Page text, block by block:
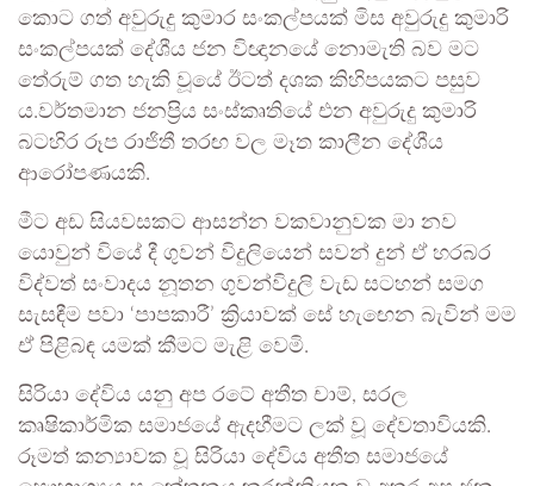
කොට ගත් අවුරුදු කුමාර සංකල්පයක් මිස අවුරුදු කුමාරි
සංකල්පයක් දේශීය ජන විඥානයේ නොමැති බව මට
තේරුම් ගත හැකි වූයේ ඊටත් දශක කිහිපයකට පසුව
ය.වර්තමාන ජනප්‍රිය සංස්කෘතියේ එන අවුරුදු කුමාරි
බටහිර රූප රාජිතී තරඟ වල මෑත කාලීන දේශීය
ආරෝපණයකි.
මීට අඩ සියවසකට ආසන්න වකවානුවක මා නව
යොවුන් වියේ දී ගුවන් විදුලියෙන් සවන් දුන් ඒ හරබර
විද්වත් සංවාදය නූතන ගුවන්විදුලි වැඩ සටහන් සමග
සැසඳීම පවා ‘පාපකාරී’ ක්‍රියාවක් සේ හැඟෙන බැවින් මම
ඒ පිළිබඳ යමක් කීමට මැළි වෙමි.
සිරියා දේවිය යනු අප රටේ අතීත චාම්, සරල
කෘෂිකාර්මික සමාජයේ ඇදහීමට ලක් වූ දේවතාවියකි.
රූමත් කන්‍යාවක වූ සිරියා දේවිය අතීත සමාජයේ